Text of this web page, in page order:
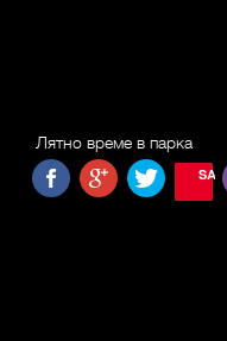
Лятно време в парка
SAVE